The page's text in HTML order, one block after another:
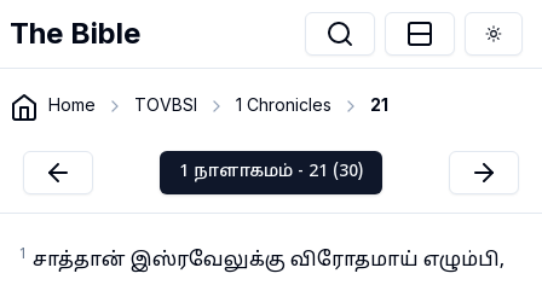
The Bible
Home TOVBSI 1 Chronicles 21
1 நாளாகமம் - 21 (30)
1 சாத்தான் இஸ்ரவேலுக்கு விரோதமாய் எழும்பி,